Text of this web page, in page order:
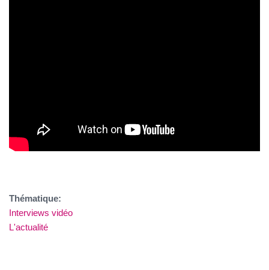
Thématique:
Interviews vidéo
L'actualité